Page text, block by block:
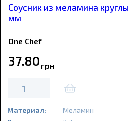
Соусник из меламина
мм
One Chef
37.80 грн
Материал:
Меламин